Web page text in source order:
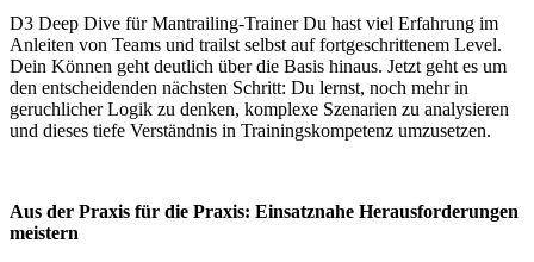
D3 Deep Dive für Mantrailing-Trainer Du hast viel Erfahrung im
Anleiten von Teams und trailst selbst auf fortgeschrittenem Level.
Dein Können geht deutlich über die Basis hinaus. Jetzt geht es um
den entscheidenden nächsten Schritt: Du lernst, noch mehr in
geruchlicher Logik zu denken, komplexe Szenarien zu analysieren
und dieses tiefe Verständnis in Trainingskompetenz umzusetzen.
Aus der Praxis für die Praxis: Einsatznahe Herausforderungen
meistern